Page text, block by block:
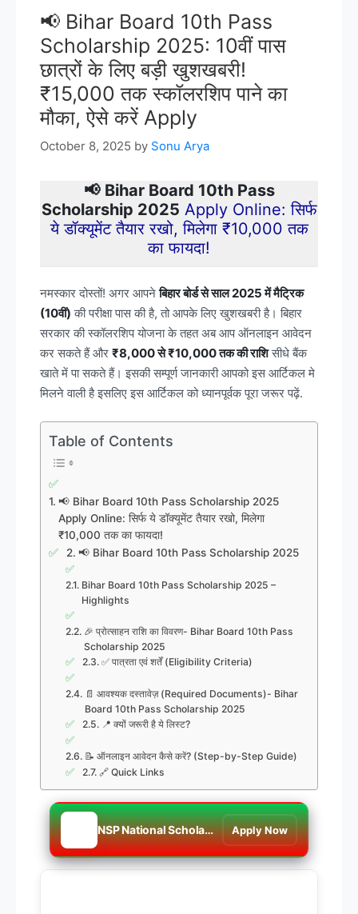
📢 Bihar Board 10th Pass
Scholarship 2025: 10वीं पास
छात्रों के लिए बड़ी खुशखबरी!
₹15,000 तक स्कॉलरशिप पाने का
मौका, ऐसे करें Apply
October 8, 2025 by Sonu Arya
📢 Bihar Board 10th Pass
Scholarship 2025 Apply Online: सिर्फ
ये डॉक्यूमेंट तैयार रखो, मिलेगा ₹10,000 तक
का फायदा!
नमस्कार दोस्तों! अगर आपनेबिहार बोर्ड से साल 2025 में मैट्रिक
(10वीं) की परीक्षा पास की है, तो आपके लिए खुशखबरी है। बिहार
सरकार की स्कॉलरशिप योजना के तहत अब आप ऑनलाइन आवेदन
कर सकते हैं और ₹8,000 से ₹10,000 तक की राशिसीधे बैंक
खाते में पा सकते हैं। इसकी सम्पूर्ण जानकारी आपको इस आर्टिकल मे
मिलने वाली है इसलिए इस आर्टिकल को ध्यानपूर्वक पूरा जरूर पढ़ें.
Table of Contents
📢 Bihar Board 10th Pass Scholarship 2025
Apply Online: सिर्फ ये डॉक्यूमेंट तैयार रखो, मिलेगा
₹10,000 तक का फायदा!
📢 Bihar Board 10th Pass Scholarship 2025
Bihar Board 10th Pass Scholarship 2025 –
Highlights
🎉 प्रोत्साहन राशि का विवरण- Bihar Board 10th Pass
Scholarship 2025
✅ पात्रता एवं शर्तें (Eligibility Criteria)
📄 आवश्यक दस्तावेज़ (Required Documents)- Bihar
Board 10th Pass Scholarship 2025
📍 क्यों जरूरी है ये लिस्ट?
📝 ऑनलाइन आवेदन कैसे करें? (Step-by-Step Guide)
🔗 Quick Links
NSP National Scholarship Portal 2024 25 Apply Online, Login Apply Now